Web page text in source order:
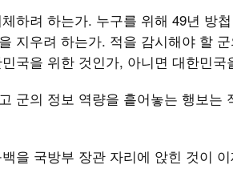
하려 하는가. 누구를 위해 49년 방
지우려 하는가. 적을 감시해야 할
국을 위한 것인가, 아니면 대한민
군의 정보 역량을 흩어놓는 행보는
을 국방부 장관 자리에 앉힌 것이